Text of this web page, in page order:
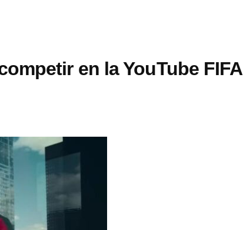
en la YouTube FIFA